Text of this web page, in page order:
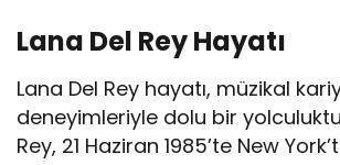
Lana Del Rey Hayatı
Lana Del Rey hayatı, müzikal
deneyimleriyle dolu bir
Rey, 21 Haziran 1985’te New